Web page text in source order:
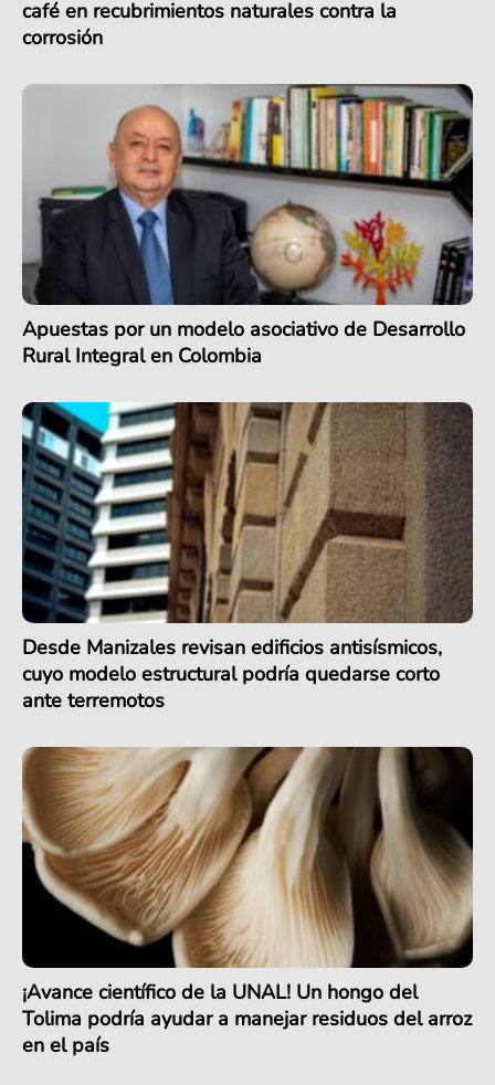
café en recubrimientos naturales contra la
corrosión
Apuestas por un modelo asociativo de Desarrollo
Rural Integral en Colombia
Desde Manizales revisan edificios antisísmicos,
cuyo modelo estructural podría quedarse corto
ante terremotos
¡Avance científico de la UNAL! Un hongo del
Tolima podría ayudar a manejar residuos del arroz
en el país